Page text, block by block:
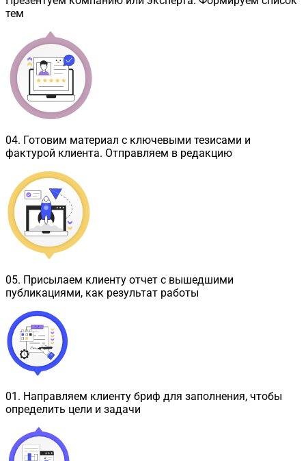
тем
04. Готовим материал с ключевыми тезисами и
фактурой клиента. Отправляем в редакцию
05. Присылаем клиенту отчет с вышедшими
публикациями, как результат работы
01 . Направляем клиенту бриф для заполнения, чтобы
определить цели и задачи